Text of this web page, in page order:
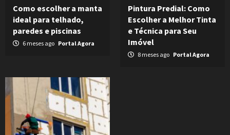
Como escolher a manta
ideal para telhado,
paredes e piscinas
6 meses ago Portal Agora
Pintura Predial: Como
Escolher a Melhor Tinta
e Técnica para Seu
Imóvel
8 meses ago Portal Agora